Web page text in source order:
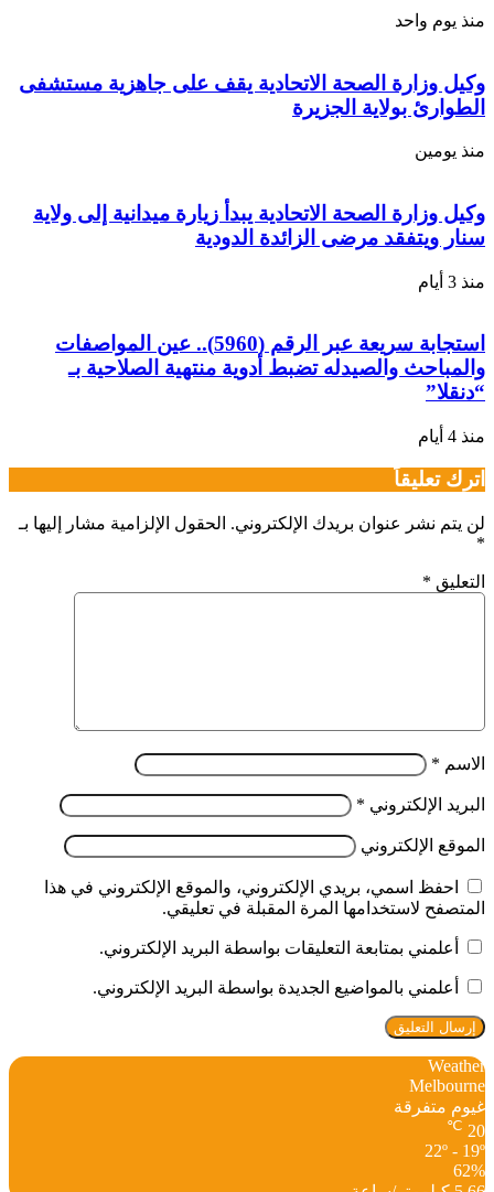
منذ يوم واحد
وكيل وزارة الصحة الاتحادية يقف على جاهزية مستشفى
الطوارئ بولاية الجزيرة
منذ يومين
وكيل وزارة الصحة الاتحادية يبدأ زيارة ميدانية إلى ولاية
سنار ويتفقد مرضى الزائدة الدودية
منذ 3 أيام
استجابة سريعة عبر الرقم (5960).. عين المواصفات
والمباحث والصيدله تضبط أدوية منتهية الصلاحية بـ
“دنقلا”
منذ 4 أيام
اترك تعليقاً
لن يتم نشر عنوان بريدك الإلكتروني. الحقول الإلزامية مشار إليها بـ
*
التعليق *
الاسم *
البريد الإلكتروني *
الموقع الإلكتروني
احفظ اسمي، بريدي الإلكتروني، والموقع الإلكتروني في هذا
المتصفح لاستخدامها المرة المقبلة في تعليقي.
أعلمني بمتابعة التعليقات بواسطة البريد الإلكتروني.
أعلمني بالمواضيع الجديدة بواسطة البريد الإلكتروني.
Weather
Melbourne
غيوم متفرقة
20
℃
22º - 19º
62%